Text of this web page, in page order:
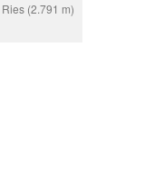
(2.791 m)